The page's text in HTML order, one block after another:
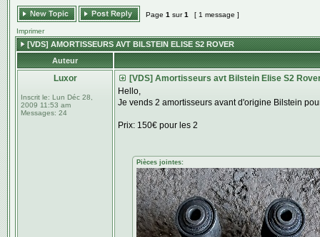
Page 1 sur1 [ 1 message ]
Imprimer
[VDS] AMORTISSEURS AVT BILSTEIN ELISE S2 ROVER
Auteur
Luxor
Inscrit le: Lun Déc 28,
2009 11:53 am
Messages: 24
[VDS] Amortisseurs avt Bilstein Elise S2
Hello,
Je vends 2 amortisseurs avant d'origine Bilstein
Prix: 150€ pour les 2
Pièces jointes: